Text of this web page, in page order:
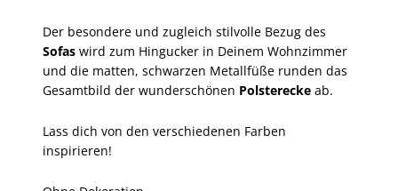
Der besondere und zugleich stilvolle Bezug des
Sofas wird zum Hingucker in Deinem Wohnzimmer
und die matten, schwarzen Metallfüße runden das
Gesamtbild der wunderschönen Polsterecke ab.
Lass dich von den verschiedenen Farben
inspirieren!